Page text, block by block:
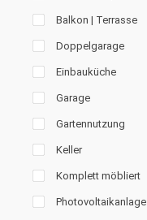
Balkon | Terrasse
Doppelgarage
Einbauküche
Garage
Gartennutzung
Keller
Komplett möbliert
Photovoltaikanlage